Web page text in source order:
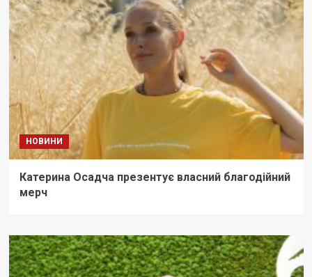
НОВИНИ
Катерина Осадча презентує власний благодійний
мерч